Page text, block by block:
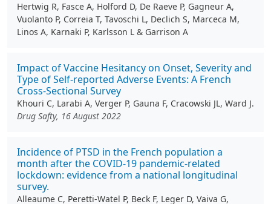
Hertwig R, Fasce A, Holford D, De Raeve P, Gagneur A,
Vuolanto P, Correia T, Tavoschi L, Declich S, Marceca M,
Linos A, Karnaki P, Karlsson L & Garrison A
Impact of Vaccine Hesitancy on Onset, Severity and
Type of Self-reported Adverse Events: A French
Cross-Sectional Survey
Khouri C, Larabi A, Verger P, Gauna F, Cracowski JL, Ward J.
Drug Safty, 16 August 2022
Incidence of PTSD in the French population a
month after the COVID-19 pandemic-related
lockdown: evidence from a national longitudinal
survey.
Alleaume C, Peretti-Watel P, Beck F, Leger D, Vaiva G,